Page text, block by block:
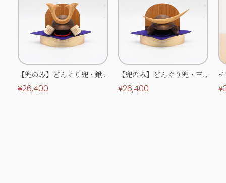
【兜のみ】どんぐり兜・鍬
形
¥26,400
【兜のみ】どんぐり兜・三
日月
¥26,400